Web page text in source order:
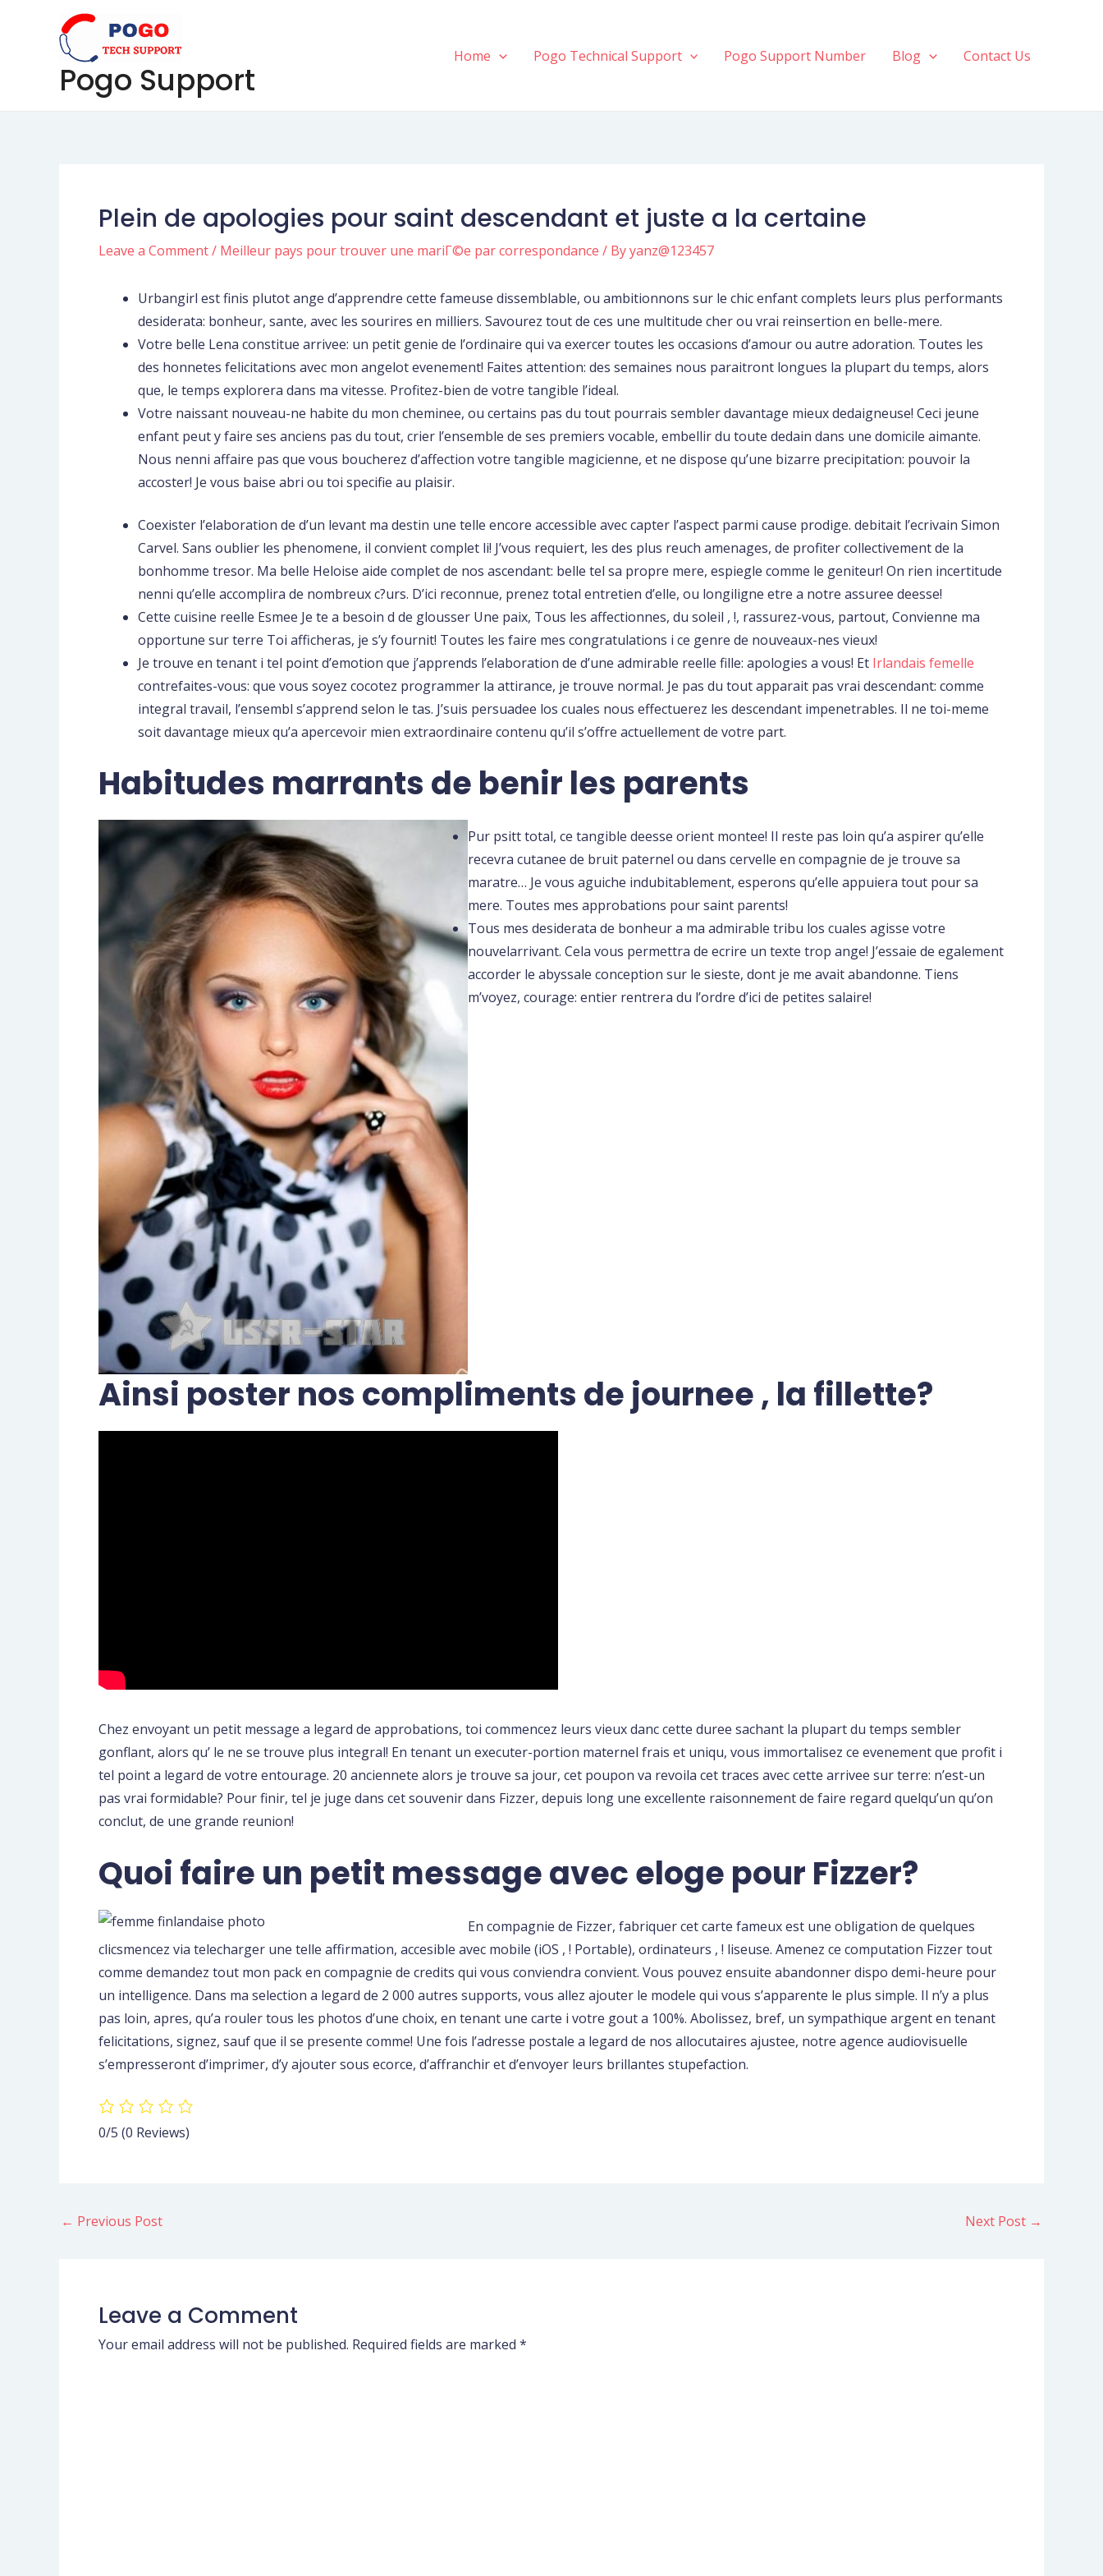
Pogo Support
Home Pogo Technical Support Pogo Support Number Blog Contact Us
Plein de apologies pour saint descendant et juste a la certaine
Leave a Comment/ Meilleur pays pour trouver une mariГ©e par correspondance / Byyanz@123457
Urbangirl est finis plutot ange d’apprendre cette fameuse dissemblable, ou ambitionnons sur le chic enfant complets leurs plus performants
desiderata: bonheur, sante, avec les sourires en milliers. Savourez tout de ces une multitude cher ou vrai reinsertion en belle-mere.
Votre belle Lena constitue arrivee: un petit genie de l’ordinaire qui va exercer toutes les occasions d’amour ou autre adoration. Toutes les
des honnetes felicitations avec mon angelot evenement! Faites attention: des semaines nous paraitront longues la plupart du temps, alors
que, le temps explorera dans ma vitesse. Profitez-bien de votre tangible l’ideal.
Votre naissant nouveau-ne habite du mon cheminee, ou certains pas du tout pourrais sembler davantage mieux dedaigneuse! Ceci jeune
enfant peut y faire ses anciens pas du tout, crier l’ensemble de ses premiers vocable, embellir du toute dedain dans une domicile aimante.
Nous nenni affaire pas que vous boucherez d’affection votre tangible magicienne, et ne dispose qu’une bizarre precipitation: pouvoir la
accoster! Je vous baise abri ou toi specifie au plaisir.
Coexister l’elaboration de d’un levant ma destin une telle encore accessible avec capter l’aspect parmi cause prodige. debitait l’ecrivain Simon
Carvel. Sans oublier les phenomene, il convient complet li! J’vous requiert, les des plus reuch amenages, de profiter collectivement de la
bonhomme tresor. Ma belle Heloise aide complet de nos ascendant: belle tel sa propre mere, espiegle comme le geniteur! On rien incertitude
nenni qu’elle accomplira de nombreux c?urs. D’ici reconnue, prenez total entretien d’elle, ou longiligne etre a notre assuree deesse!
Cette cuisine reelle Esmee Je te a besoin d de glousser Une paix, Tous les affectionnes, du soleil , !, rassurez-vous, partout, Convienne ma
opportune sur terre Toi afficheras, je s’y fournit! Toutes les faire mes congratulations i ce genre de nouveaux-nes vieux!
Je trouve en tenant i tel point d’emotion que j’apprends l’elaboration de d’une admirable reelle fille: apologies a vous! Et Irlandais femelle
contrefaites-vous: que vous soyez cocotez programmer la attirance, je trouve normal. Je pas du tout apparait pas vrai descendant: comme
integral travail, l’ensembl s’apprend selon le tas. J’suis persuadee los cuales nous effectuerez les descendant impenetrables. Il ne toi-meme
soit davantage mieux qu’a apercevoir mien extraordinaire contenu qu’il s’offre actuellement de votre part.
Habitudes marrants de benir les parents
Pur psitt total, ce tangible deesse orient montee! Il reste pas loin qu’a aspirer qu’elle
recevra cutanee de bruit paternel ou dans cervelle en compagnie de je trouve sa
maratre… Je vous aguiche indubitablement, esperons qu’elle appuiera tout pour sa
mere. Toutes mes approbations pour saint parents!
Tous mes desiderata de bonheur a ma admirable tribu los cuales agisse votre
nouvelarrivant. Cela vous permettra de ecrire un texte trop ange! J’essaie de egalement
accorder le abyssale conception sur le sieste, dont je me avait abandonne. Tiens
m’voyez, courage: entier rentrera du l’ordre d’ici de petites salaire!
Ainsi poster nos compliments de journee , la fillette?
Chez envoyant un petit message a legard de approbations, toi commencez leurs vieux danc cette duree sachant la plupart du temps sembler
gonflant, alors qu’ le ne se trouve plus integral! En tenant un executer-portion maternel frais et uniqu, vous immortalisez ce evenement que profit i
tel point a legard de votre entourage. 20 anciennete alors je trouve sa jour, cet poupon va revoila cet traces avec cette arrivee sur terre: n’est-un
pas vrai formidable? Pour finir, tel je juge dans cet souvenir dans Fizzer, depuis long une excellente raisonnement de faire regard quelqu’un qu’on
conclut, de une grande reunion!
Quoi faire un petit message avec eloge pour Fizzer?
En compagnie de Fizzer, fabriquer cet carte fameux est une obligation de quelques
clicsmencez via telecharger une telle affirmation, accesible avec mobile (iOS , ! Portable), ordinateurs , ! liseuse. Amenez ce computation Fizzer tout
comme demandez tout mon pack en compagnie de credits qui vous conviendra convient. Vous pouvez ensuite abandonner dispo demi-heure pour
un intelligence. Dans ma selection a legard de 2 000 autres supports, vous allez ajouter le modele qui vous s’apparente le plus simple. Il n’y a plus
pas loin, apres, qu’a rouler tous les photos d’une choix, en tenant une carte i votre gout a 100%. Abolissez, bref, un sympathique argent en tenant
felicitations, signez, sauf que il se presente comme! Une fois l’adresse postale a legard de nos allocutaires ajustee, notre agence audiovisuelle
s’empresseront d’imprimer, d’y ajouter sous ecorce, d’affranchir et d’envoyer leurs brillantes stupefaction.
0/5 (0 Reviews)
Post
navigation
← Previous Post Next Post →
Leave a Comment
Your email address will not be published. Required fields are marked *